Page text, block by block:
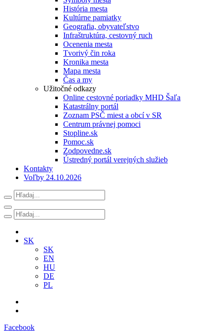
História mesta
Kultúrne pamiatky
Geografia, obyvateľstvo
Infraštruktúra, cestovný ruch
Ocenenia mesta
Tvorivý čin roka
Kronika mesta
Mapa mesta
Čas a my
Užitočné odkazy
Online cestovné poriadky MHD Šaľa
Katastrálny portál
Zoznam PSČ miest a obcí v SR
Centrum právnej pomoci
Stopline.sk
Pomoc.sk
Zodpovedne.sk
Ústredný portál verejných služieb
Kontakty
Voľby 24.10.2026
SK
SK
EN
HU
DE
PL
Facebook